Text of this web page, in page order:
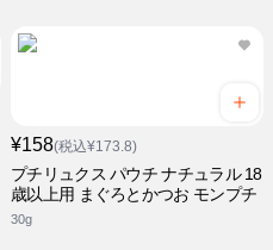
¥158(税込¥173.8)
プチリュクス パウチ ナチュラル 18
歳以上用 まぐろとかつお モンプチ
30g